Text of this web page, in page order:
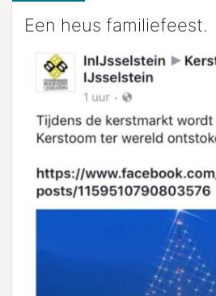
Een heus familiefeest.